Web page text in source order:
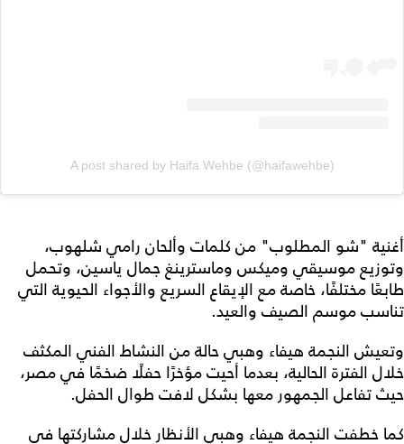
A post shared by Haifa Wehbe (@haifawehbe)
أغنية "شو المطلوب" من كلمات وألحان رامي شلهوب،
وتوزيع موسيقي وميكس وماسترينغ جمال ياسين، وتحمل
طابعًا مختلفًا، خاصة مع الإيقاع السريع والأجواء الحيوية التي
تناسب موسم الصيف والعيد.
وتعيش النجمة هيفاء وهبي حالة من النشاط الفني المكثف
خلال الفترة الحالية، بعدما أحيت مؤخرًا حفلًا ضخمًا في مصر،
حيث تفاعل الجمهور معها بشكل لافت طوال الحفل.
كما خطفت النجمة هيفاء وهبي الأنظار خلال مشاركتها في